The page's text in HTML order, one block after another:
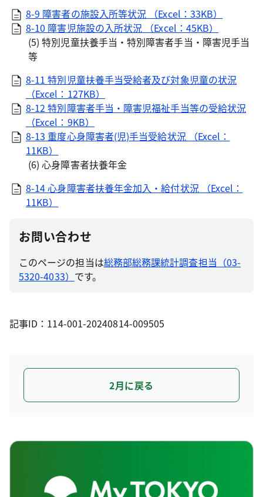
8-9 障害者の施設入所等状況 （Excel：33KB）
8-10 障害児施設の入所状況 （Excel：45KB）
(5) 特別児童扶養手当・特別障害者手当・障害児手当
等
8-11 特別児童扶養手当受給者及び対象児童の状況
（Excel：127KB）
8-12 特別障害者手当・障害児福祉手当等の受給状況
（Excel：9KB）
8-13 重度心身障害者(児)手当受給状況 （Excel：
11KB）
(6) 心身障害者扶養年金
8-14 心身障害者扶養年金加入・給付状況 （Excel：
11KB）
お問い合わせ
このページの担当は総務部総務課統計調査担当（03-
5320-4033） です。
記事ID：114-001-20240814-009505
2月に戻る